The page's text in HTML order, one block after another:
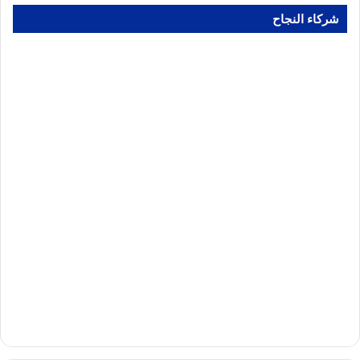
شركاء النجاح